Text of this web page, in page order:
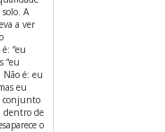
A
a ver
“eu
“eu
Não é: eu
eu
conjunto
dentro de
o